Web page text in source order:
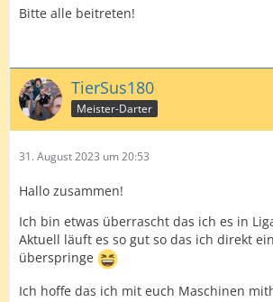
Bitte alle beitreten!
TierSus180
Meister-Darter
31. August 2023 um 20:53
Hallo zusammen!
Ich bin etwas überrascht das ich es in
Aktuell läuft es so gut so das ich direkt
überspringe
Ich hoffe das ich mit euch Maschinen